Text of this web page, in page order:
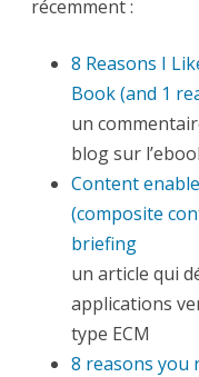
récemment :
8 Reasons I
Book (and 1
un
blog sur
Content
(composite
briefing
un article qui
applications
type ECM
8 reasons you